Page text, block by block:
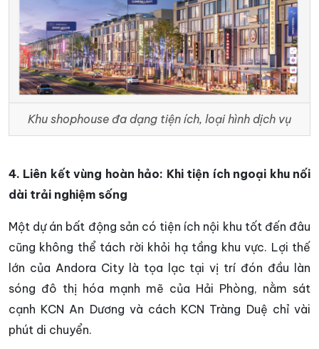
Khu shophouse đa dạng tiện ích, loại hình dịch vụ
4. Liên kết vùng hoàn hảo: Khi tiện ích ngoại khu nối
dài trải nghiệm sống
Một dự án bất động sản có tiện ích nội khu tốt đến đâu
cũng không thể tách rời khỏi hạ tầng khu vực. Lợi thế
lớn của Andora City là tọa lạc tại vị trí đón đầu làn
sóng đô thị hóa mạnh mẽ của Hải Phòng, nằm sát
cạnh KCN An Dương và cách KCN Tràng Duệ chỉ vài
phút di chuyển.